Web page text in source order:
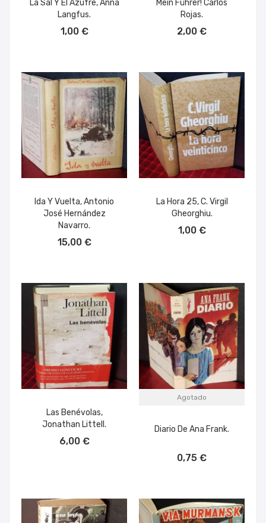
La Sal Y El Azufre, Anna
Langfus.
1,00 €
Mein Führer! Carlos
Rojas.
2,00 €
Ida Y Vuelta, Antonio
José Hernández
Navarro.
15,00 €
La Hora 25, C. Virgil
Gheorghiu.
1,00 €
Las Benévolas,
Jonathan Littell.
6,00 €
Agotado
Diario De Ana Frank.
0,75 €